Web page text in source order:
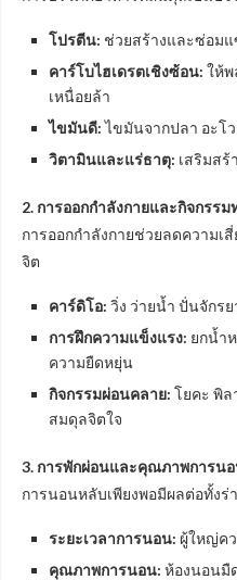
โปรตีน: ช่วยสร้างและซ่อมแ
คาร์โบไฮเดรตเชิงซ้อน: ให้พ
เหนื่อยล้า
ไขมันดี:ไขมันจากปลา อะโ
วิตามินและแร่ธาตุ: เสริมส
2. การออกกำลังกายและกิจกรรม
การออกกำลังกายช่วยลดความเ
จิต
คาร์ดิโอ: วิ่ง ว่ายน้ำ ปั่นจักร
การฝึกความแข็งแรง: ยกน้ำ
ความยืดหยุ่น
กิจกรรมผ่อนคลาย: โยคะ พิล
สมดุลจิตใจ
3. การพักผ่อนและคุณภาพการน
การนอนหลับเพียงพอมีผลต่อทั้งร่
ระยะเวลาการนอน: ผู้ใหญ่ค
คุณภาพการนอน: ห้องนอนมื